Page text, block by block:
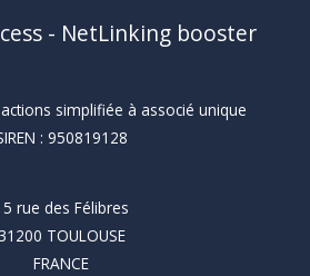
- NetLinking booster
simplifiée à associé unique
: 950819128
rue des Félibres
31200 TOULOUSE
FRANCE